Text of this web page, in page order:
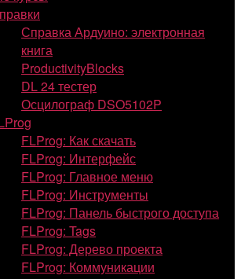
Справка Ардуино: электронная
книга
ProductivityBlocks
DL 24 тестер
Осцилограф DSO5102P
FLProg: Как скачать
FLProg: Интерфейс
FLProg: Главное меню
FLProg: Инструменты
FLProg: Панель быстрого доступа
FLProg: Tags
FLProg: Дерево проекта
FLProg: Коммуникации